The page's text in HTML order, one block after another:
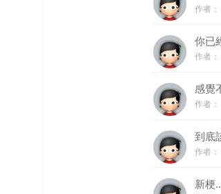
作者：
你已
作者：
感覺
作者：
到底
作者：
新梗